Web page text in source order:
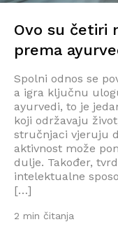
Ovo su četiri
prema
Spolni odnos se
a igra ključnu
ayurvedi, to je
koji održavaju
stručnjaci vjeruju
aktivnost može
dulje. Također,
intelektualne
[…]
2 min čitanja